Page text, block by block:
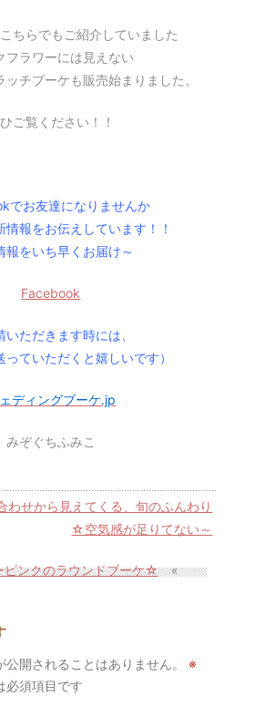
ちらでもご紹介していました
フラワーには見えない
チブーケも販売始まりました。
ご覧ください！！
でお友達になりませんか
情報をお伝えしています！！
報をいち早くお届け～
Facebook
いただきます時には、
っていただくと嬉しいです）
ディングブーケ.jp
みぞぐちふみこ
わせから見えてくる、旬のふんわり
☆空気感が足りてない～
ピンクのラウンドブーケ☆«
公開されることはありません。
※
必須項目です